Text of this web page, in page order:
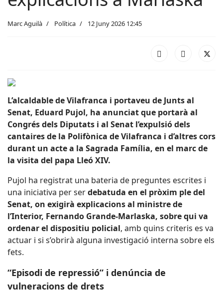
Marc Aguilà Política 12 Juny 2026 12:45
L’alcaldable de Vilafranca i portaveu de Junts al
Senat, Eduard Pujol, ha anunciat que portarà al
Congrés dels Diputats i al Senat l’expulsió dels
cantaires de la Polifònica de Vilafranca i d’altres cors
durant un acte a la Sagrada Família, en el marc de
la visita del papa Lleó XIV.
Pujol ha registrat una bateria de preguntes escrites i
una iniciativa per serdebatuda en el pròxim ple del
Senat, on exigirà explicacions al ministre de
l’Interior, Fernando Grande-Marlaska, sobre qui va
ordenar el dispositiu policial, amb quins criteris es va
actuar i si s’obrirà alguna investigació interna sobre els
fets.
“Episodi de repressió” i denúncia de
vulneracions de drets